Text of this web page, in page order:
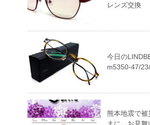
レンズ交換
今日の
m5350-47/
熊本地震で被